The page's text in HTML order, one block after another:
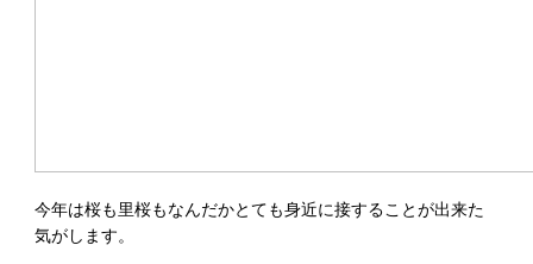
今年は桜も里桜もなんだかとても身近に接することが出来た
気がします。